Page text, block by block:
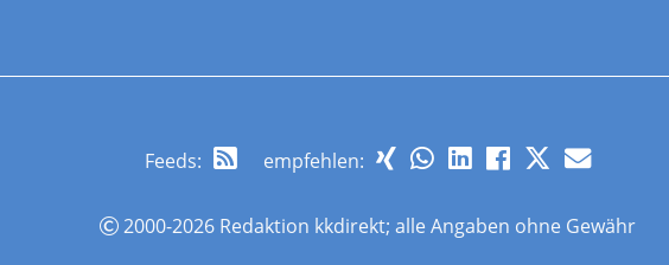
Feeds: empfehlen:
2000-2026 Redaktion kkdirekt; alle Angaben ohne Gewähr